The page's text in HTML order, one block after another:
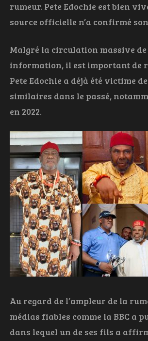
rumeur. Pete Edochie est bien
source officielle n’a confirmé son
Malgré la circulation massive de
information, il est important de
Pete Edochie a déjà été victime
similaires dans le passé,
en 2022.
Au regard de l’ampleur de la
médias fiables comme la BBC a
dans lequel un de ses fils a